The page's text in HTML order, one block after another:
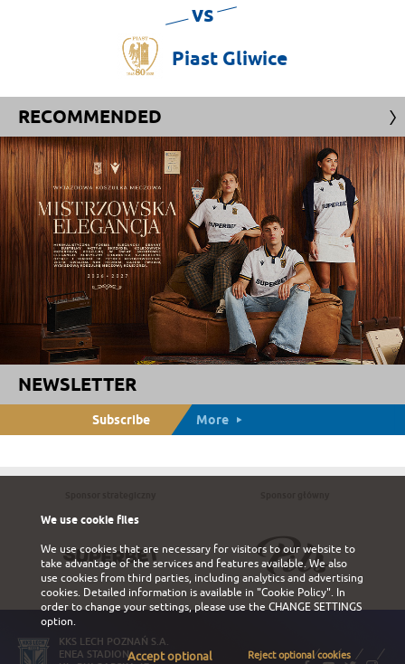
vs
Piast Gliwice
RECOMMENDED
NEWSLETTER
Subscribe More
KKS LECH POZNAŃ S.A.
ENEA STADION
We use cookie files
We use cookies that are necessary for visitors to our website to
take advantage of the services and features available. We also
use cookies from third parties, including analytics and advertising
cookies. Detailed information is available in "Cookie Policy". In
order to change your settings, please use theCHANGE SETTINGS
option.
Accept optional Reject optional cookies